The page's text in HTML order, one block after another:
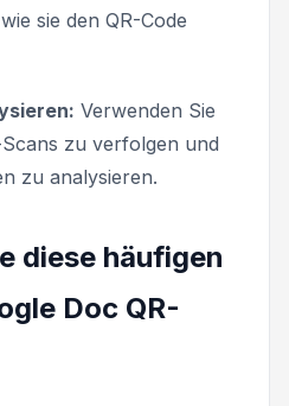
sie den QR-Code
Verwenden Sie
zu verfolgen und
zu analysieren.
diese häufigen
Doc QR-